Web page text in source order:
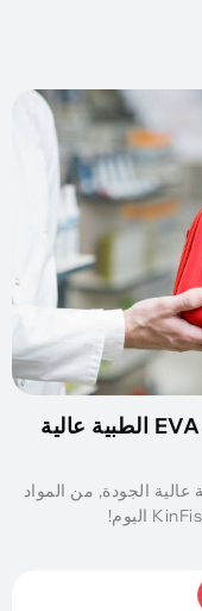
ما الذي يجب أن تبحث عنه في حالة EVA الطبية عالية
عالية الجودة, من المواد